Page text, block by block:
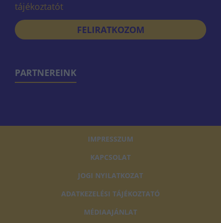
tájékoztatót
FELIRATKOZOM
PARTNEREINK
IMPRESSZUM
KAPCSOLAT
JOGI NYILATKOZAT
ADATKEZELÉSI TÁJÉKOZTATÓ
MÉDIAAJÁNLAT